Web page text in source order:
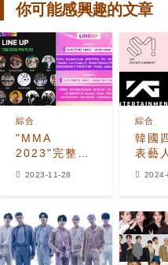
你可能感興趣的文章
"MMA
2023"完整陣
容出爐！
出演"2023
MAMA"？希
望渺茫
綜合
2023-11-28
韓國
表藝
數量
可憐
綜合